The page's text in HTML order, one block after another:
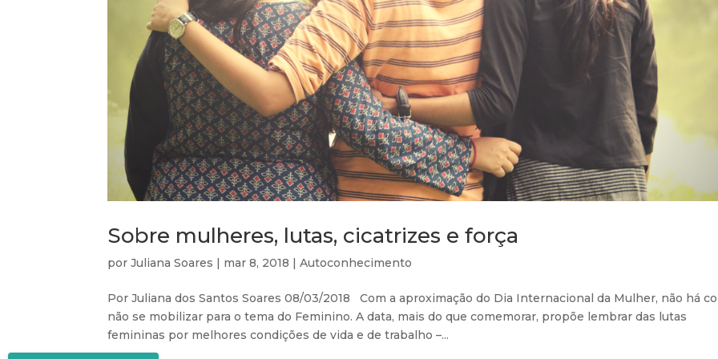
Sobre mulheres, lutas, cicatrizes e força
porJuliana Soares | mar 8, 2018 |Autoconhecimento
Por Juliana dos Santos Soares 08/03/2018 Com a aproximação do Dia Internacional da Mulher, não há
não se mobilizar para o tema do Feminino. A data, mais do que comemorar, propõe lembrar das lutas
femininas por melhores condições de vida e de trabalho –...